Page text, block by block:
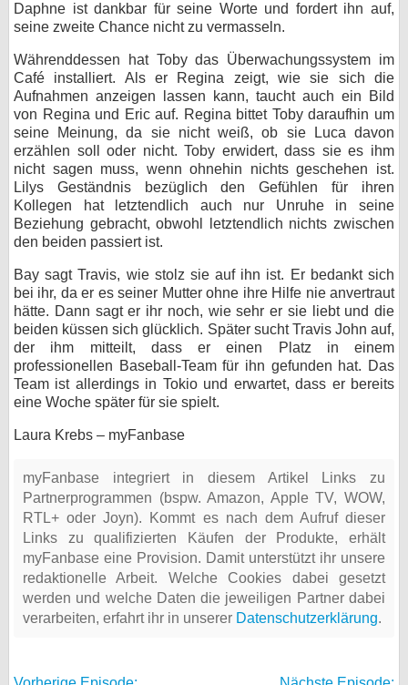
Daphne ist dankbar für seine Worte und fordert ihn auf,
seine zweite Chance nicht zu vermasseln.
Währenddessen hat Toby das Überwachungssystem im
Café installiert. Als er Regina zeigt, wie sie sich die
Aufnahmen anzeigen lassen kann, taucht auch ein Bild
von Regina und Eric auf. Regina bittet Toby daraufhin um
seine Meinung, da sie nicht weiß, ob sie Luca davon
erzählen soll oder nicht. Toby erwidert, dass sie es ihm
nicht sagen muss, wenn ohnehin nichts geschehen ist.
Lilys Geständnis bezüglich den Gefühlen für ihren
Kollegen hat letztendlich auch nur Unruhe in seine
Beziehung gebracht, obwohl letztendlich nichts zwischen
den beiden passiert ist.
Bay sagt Travis, wie stolz sie auf ihn ist. Er bedankt sich
bei ihr, da er es seiner Mutter ohne ihre Hilfe nie anvertraut
hätte. Dann sagt er ihr noch, wie sehr er sie liebt und die
beiden küssen sich glücklich. Später sucht Travis John auf,
der ihm mitteilt, dass er einen Platz in einem
professionellen Baseball-Team für ihn gefunden hat. Das
Team ist allerdings in Tokio und erwartet, dass er bereits
eine Woche später für sie spielt.
Laura Krebs – myFanbase
myFanbase integriert in diesem Artikel Links zu
Partnerprogrammen (bspw. Amazon, Apple TV, WOW,
RTL+ oder Joyn). Kommt es nach dem Aufruf dieser
Links zu qualifizierten Käufen der Produkte, erhält
myFanbase eine Provision. Damit unterstützt ihr unsere
redaktionelle Arbeit. Welche Cookies dabei gesetzt
werden und welche Daten die jeweiligen Partner dabei
verarbeiten, erfahrt ihr in unserer Datenschutzerklärung.